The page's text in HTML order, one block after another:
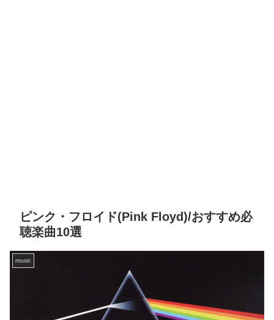
ピンク・フロイド(Pink Floyd)/おすすめ必
聴楽曲10選
music